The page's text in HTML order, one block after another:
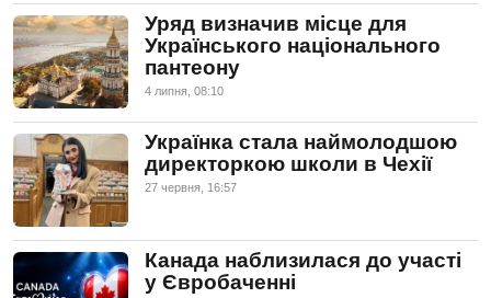
Уряд визначив місце для
Українського національного
пантеону
4 липня, 08:10
Українка стала наймолодшою
директоркою школи в Чехії
27 червня, 16:57
Канада наблизилася до участі
у Євробаченні